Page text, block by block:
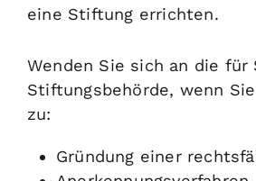
eine Stiftung errichten.
Wenden Sie sich an die für
Stiftungsbehörde, wenn
zu:
Gründung einer